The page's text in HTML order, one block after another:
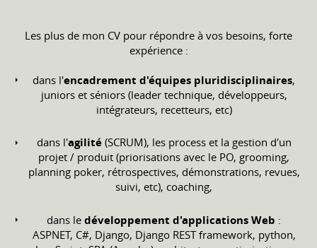
Les plus de mon CV pour répondre à vos besoins, forte
expérience :
dans l'encadrement d'équipes pluridisciplinaires,
juniors et séniors (leader technique, développeurs,
intégrateurs, recetteurs, etc)
dans l'agilité(SCRUM), les process et la gestion d'un
projet / produit (priorisations avec le PO, grooming,
planning poker, rétrospectives, démonstrations, revues,
suivi, etc), coaching,
dans le développement d'applications Web :
ASPNET, C#, Django, Django REST framework, python,